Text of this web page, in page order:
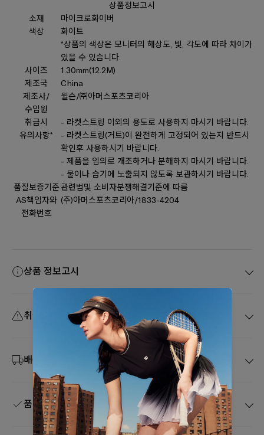
상품정보고시
소재
마이크로화이버
색상
화이트
*상품의 색상은 모니터의 해상도, 빛, 각도에 따라 차이가
있을 수 있습니다.
사이즈
1.30mm(12.2M)
제조국
China
제조사/
수입원
윌슨/㈜아머스포츠코리아
취급시
유의사항*
- 라켓스트링 이외의 용도로 사용하지 마시기 바랍니다.
- 라켓스트링(거트)이 완전하게 고정되어 있는지 반드시
확인후 사용하시기 바랍니다.
- 제품을 임의로 개조하거나 분해하지 마시기 바랍니다.
- 물이나 습기에 노출되지 않도록 보관하시기 바랍니다.
품질보증기준 관련법및 소비자분쟁해결기준에 따름
AS책임자와
전화번호
(주)아머스포츠코리아/1833-4204
상품 정보고시
취급 주의사항
배송 및 취소
품질보증 및 A/S